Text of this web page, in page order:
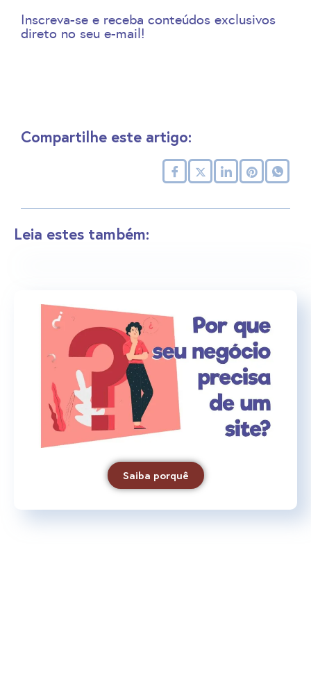
Inscreva-se e receba conteúdos exclusivos
direto no seu e-mail!
Compartilhe este artigo:
Leia estes também:
Saiba porquê